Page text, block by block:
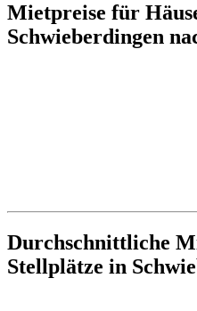
Mietpreise für
Schwieberdingen
Durchschnittliche
Stellplätze in